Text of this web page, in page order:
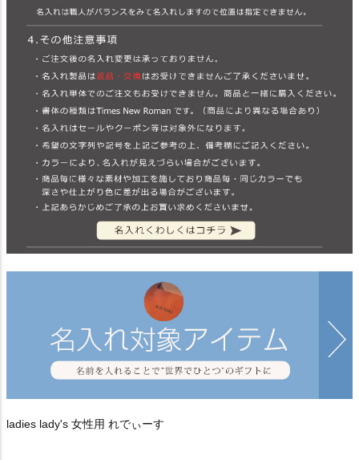
ladies lady's 女性用 れでぃーす